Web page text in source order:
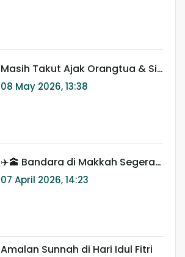
Masih Takut Ajak Orangtua & Si
Kecil Umroh? Ini yang Sering
Jadi Kekhawatiran Keluarga 🤍
08 May 2026, 13:38
✈️🕋 Bandara di Makkah Segera
Dibangun? Ini Dampaknya untuk
Jamaah Umroh & Haji
07 April 2026, 14:23
Amalan Sunnah di Hari Idul Fitri